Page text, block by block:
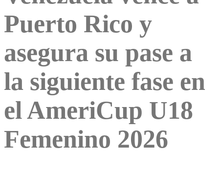
Puerto Rico y
asegura su pase a
la siguiente fase en
el AmeriCup U18
Femenino 2026